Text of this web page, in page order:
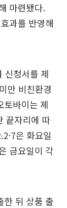
마련됐다.
과를 반영해
신청서를 제
만 비친환경
토바이는 제
끝자리에 따
은 화요일
금요일이 각
한 뒤 상품 출